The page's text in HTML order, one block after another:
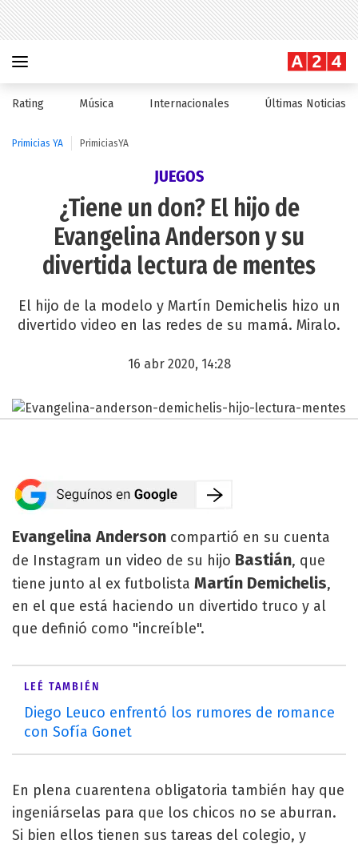
Rating Música Internacionales Últimas Noticias
Primicias YA PrimiciasYA
JUEGOS
¿Tiene un don? El hijo de
Evangelina Anderson y su
divertida lectura de mentes
El hijo de la modelo y Martín Demichelis hizo un
divertido video en las redes de su mamá. Miralo.
16 abr 2020, 14:28
Evangelina Anderson compartió en su cuenta
de Instagram un video de su hijo Bastián, que
tiene junto al ex futbolista Martín Demichelis,
en el que está haciendo un divertido truco y al
que definió como "increíble".
LEÉ TAMBIÉN
Diego Leuco enfrentó los rumores de romance
con Sofía Gonet
En plena cuarentena obligatoria también hay que
ingeniárselas para que los chicos no se aburran.
Si bien ellos tienen sus tareas del colegio, y